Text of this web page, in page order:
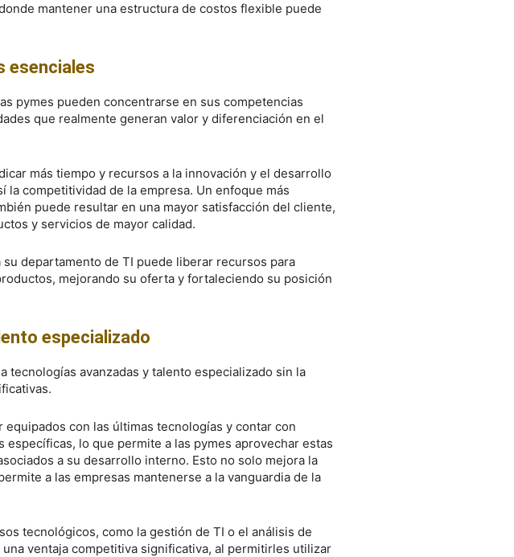
mantener una estructura de costos flexible puede
esenciales
pymes pueden concentrarse en sus competencias
que realmente generan valor y diferenciación en el
más tiempo y recursos a la innovación y el desarrollo
competitividad de la empresa. Un enfoque más
puede resultar en una mayor satisfacción del cliente,
y servicios de mayor calidad.
departamento de TI puede liberar recursos para
mejorando su oferta y fortaleciendo su posición
especializado
tecnologías avanzadas y talento especializado sin la
con las últimas tecnologías y contar con
específicas, lo que permite a las pymes aprovechar estas
a su desarrollo interno. Esto no solo mejora la
a las empresas mantenerse a la vanguardia de la
tecnológicos, como la gestión de TI o el análisis de
ventaja competitiva significativa, al permitirles utilizar